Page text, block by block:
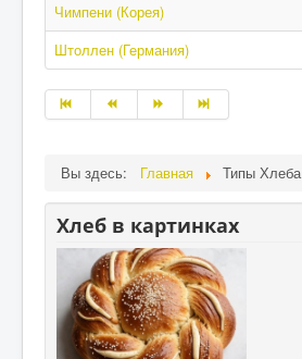
Чимпени (Корея)
Штоллен (Германия)
Вы здесь: Главная Типы Хлеба
Хлеб в картинках